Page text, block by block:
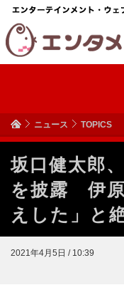
ニュース TOPICS
坂口健太郎
を披露 伊
えした」と
2021年4月5日 / 10:39